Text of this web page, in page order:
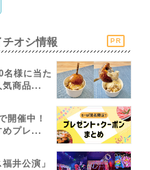
オシ情報 PR
名様に当た
気商品...
開催中！
めプレ...
井公演」